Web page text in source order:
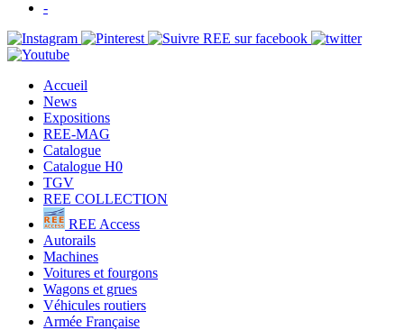
-
Accueil
News
Expositions
REE-MAG
Catalogue
Catalogue H0
TGV
REE COLLECTION
REE Access
Autorails
Machines
Voitures et fourgons
Wagons et grues
Véhicules routiers
Armée Française